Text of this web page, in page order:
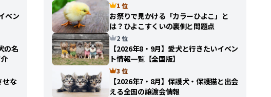
ベン
の名
せな
1 位
お祭りで見かける「カラーひよこ」と
は？ひよこすくいの裏側と問題点
2 位
【2026年8・9月】愛犬と行きたいイベン
ト情報一覧【全国版】
3 位
【2026年7・8月】保護犬・保護猫と出会
える全国の譲渡会情報